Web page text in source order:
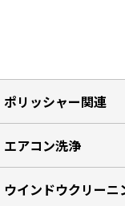
ポリッシャー関連
エアコン洗浄
ウインドウクリーニ